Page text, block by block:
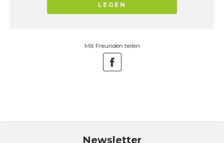
LEGEN
Mit Freunden teilen
Newsletter